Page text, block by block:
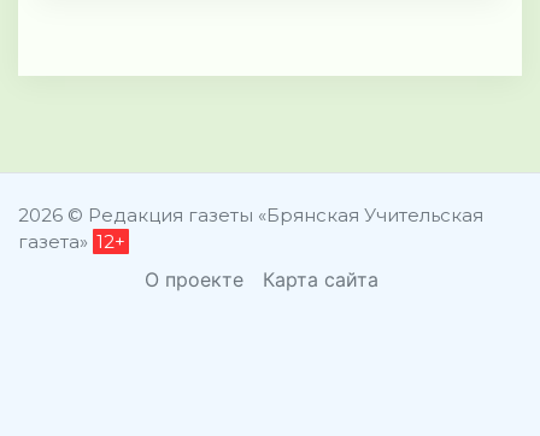
2026 © Редакция газеты «Брянская Учительская
газета» 12+
О проекте Карта сайта